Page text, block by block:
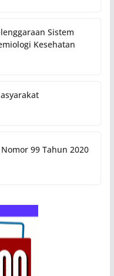
Sistem
Kesehatan
99 Tahun 2020